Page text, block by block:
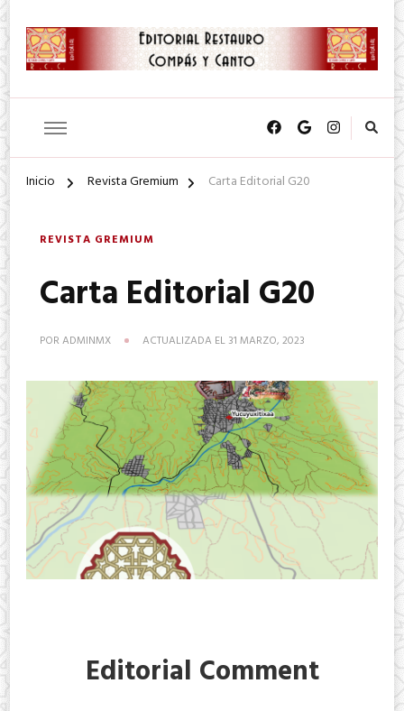
Inicio Revista Gremium Carta Editorial G20
REVISTA GREMIUM
Carta Editorial G20
POR ADMINMX ACTUALIZADA EL 31 MARZO, 2023
Editorial Comment